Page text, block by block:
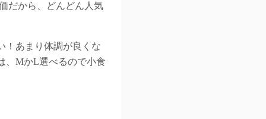
だから、どんどん人気
！あまり体調が良くな
、MかL選べるので小食